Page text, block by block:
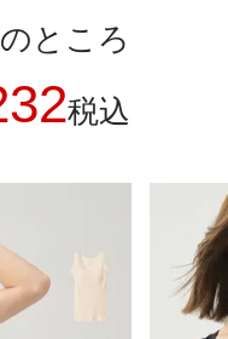
のところ
税込